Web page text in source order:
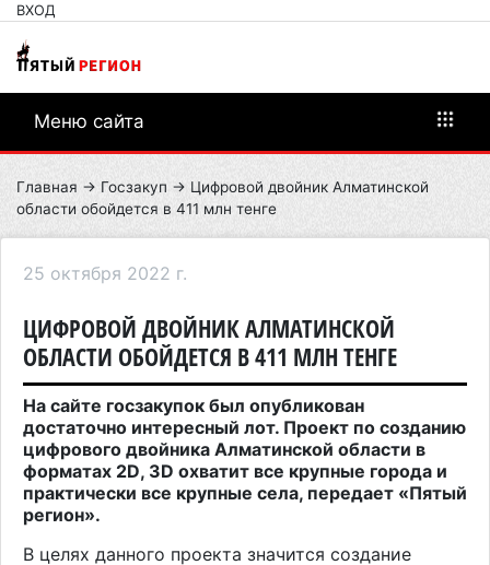
ВХОД
Меню сайта
Главная → Госзакуп → Цифровой двойник Алматинской
области обойдется в 411 млн тенге
25 октября 2022 г.
ЦИФРОВОЙ ДВОЙНИК АЛМАТИНСКОЙ
ОБЛАСТИ ОБОЙДЕТСЯ В 411 МЛН ТЕНГЕ
На сайте госзакупок был опубликован
достаточно интересный лот. Проект по созданию
цифрового двойника Алматинской области в
форматах 2D, 3D охватит все крупные города и
практически все крупные села, передает «Пятый
регион».
В целях данного проекта значится создание